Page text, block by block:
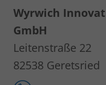
Wyrwich
GmbH
Leitenstraße 22
82538 Geretsried